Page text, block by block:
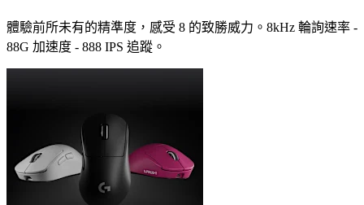
體驗前所未有的精準度，感受 8 的致勝威力。8kHz 輪詢速率 -
88G 加速度 - 888 IPS 追蹤。